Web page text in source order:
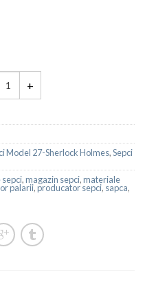
Model 27-Sherlock Holmes,Sepci
sepci,magazin sepci,materiale
palarii,producator sepci, sapca,